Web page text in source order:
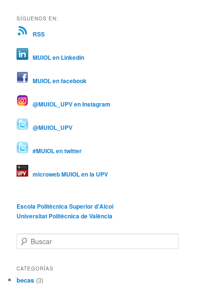
SÍGUENOS EN:
RSS
MUIOL en Linkedin
MUIOL en facebook
@MUIOL_UPV en Instagram
@MUIOL_UPV
#MUIOL en twitter
microweb MUIOL en la UPV
Escola Politècnica Superior d'Alcoi
Universitat Politècnica de València
u
c
CATEGORÍAS
becas (3)